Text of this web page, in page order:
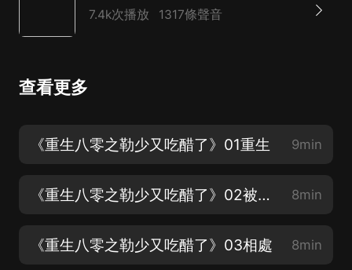
7.4k次播放 1317條聲音
查看更多
《重生八零之勒少又吃醋了》01重生 9min
《重生八零之勒少又吃醋了》02被結婚 8min
《重生八零之勒少又吃醋了》03相處 8min